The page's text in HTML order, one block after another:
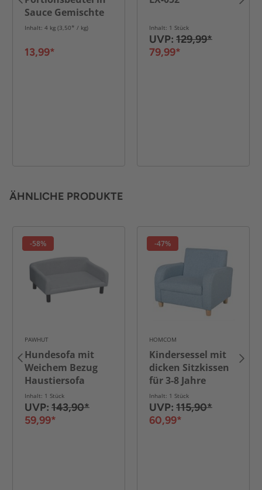
Sauce Gemischte
Selektion mit 4
100g
Inhalt: 4 kg (3,50* / kg)
13,99*
Inhalt: 1 Stück
UVP: 129,99*
79,99*
ÄHNLICHE PRODUKTE
-58%
PAWHUT
Hundesofa mit
Weichem Bezug
Haustiersofa
Hundebett
Katzensofa
Holzbeinen
Inhalt: 1 Stück
UVP: 143,90*
59,99*
-47%
HOMCOM
Kindersessel mit
dicken Sitzkissen
für 3-8 Jahre
Kinder Holz Leinen
Schaumstoff Blau
49x45x44,5 cm
Inhalt: 1 Stück
UVP: 115,90*
60,99*